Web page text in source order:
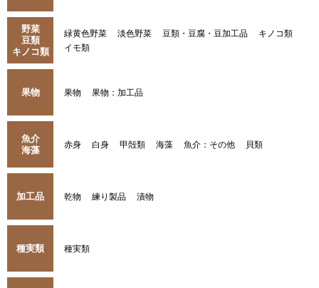
野菜
豆類
キノコ類
緑黄色野菜 淡色野菜 豆類・豆腐・豆加工品
キノコ類
イモ類
果物 果物 果物：加工品
魚介
海藻
赤身 白身 甲殻類 海藻 魚介：その他 貝類
加工品 乾物 練り製品 漬物
種実類 種実類